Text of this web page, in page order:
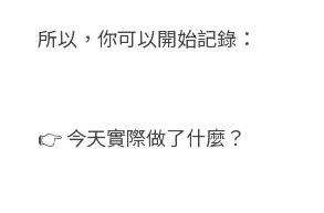
所以，你可以開始記錄：
👉 今天實際做了什麼？